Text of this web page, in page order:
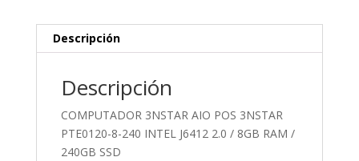
Descripción
Descripción
COMPUTADOR 3NSTAR AIO POS 3NSTAR
PTE0120-8-240 INTEL J6412 2.0 / 8GB RAM /
240GB SSD